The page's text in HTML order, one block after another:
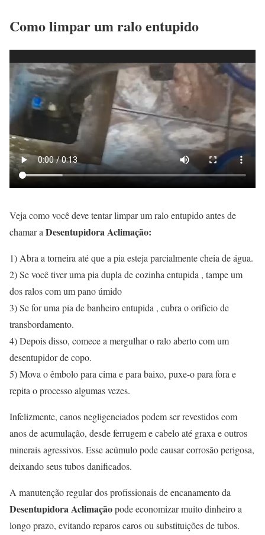
Como limpar um ralo entupido
Veja como você deve tentar limpar um ralo entupido antes de
chamar aDesentupidora Aclimação:
1) Abra a torneira até que a pia esteja parcialmente cheia de água.
2) Se você tiver uma pia dupla de cozinha entupida , tampe um
dos ralos com um pano úmido
3) Se for uma pia de banheiro entupida , cubra o orifício de
transbordamento.
4) Depois disso, comece a mergulhar o ralo aberto com um
desentupidor de copo.
5) Mova o êmbolo para cima e para baixo, puxe-o para fora e
repita o processo algumas vezes.
Infelizmente, canos negligenciados podem ser revestidos com
anos de acumulação, desde ferrugem e cabelo até graxa e outros
minerais agressivos. Esse acúmulo pode causar corrosão perigosa,
deixando seus tubos danificados.
A manutenção regular dos profissionais de encanamento da
Desentupidora Aclimaçãopode economizar muito dinheiro a
longo prazo, evitando reparos caros ou substituições de tubos.